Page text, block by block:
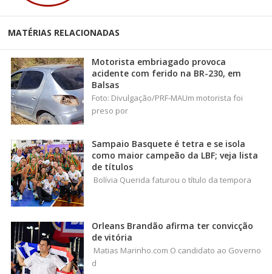
MATÉRIAS RELACIONADAS
Motorista embriagado provoca
acidente com ferido na BR-230, em
Balsas
Foto: Divulgação/PRF-MAUm motorista foi
preso por
Sampaio Basquete é tetra e se isola
como maior campeão da LBF; veja lista
de títulos
Bolívia Querida faturou o título da tempora
Orleans Brandão afirma ter convicção
de vitória
Matias Marinho.com O candidato ao Governo
d